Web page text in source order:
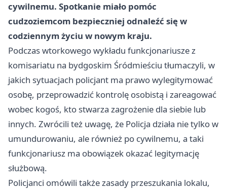
cywilnemu. Spotkanie miało pomóc
cudzoziemcom bezpieczniej odnaleźć się w
codziennym życiu w nowym kraju.
Podczas wtorkowego wykładu funkcjonariusze z
komisariatu na bydgoskim Śródmieściu tłumaczyli, w
jakich sytuacjach policjant ma prawo wylegitymować
osobę, przeprowadzić kontrolę osobistą i zareagować
wobec kogoś, kto stwarza zagrożenie dla siebie lub
innych. Zwrócili też uwagę, że Policja działa nie tylko w
umundurowaniu, ale również po cywilnemu, a taki
funkcjonariusz ma obowiązek okazać legitymację
służbową.
Policjanci omówili także zasady przeszukania lokalu,